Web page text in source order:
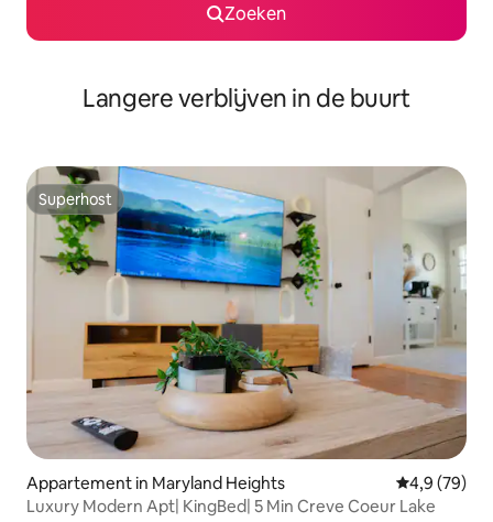
Zoeken
Langere verblijven in de buurt
Superhost
Superhost
Appartement in Maryland Heights Gemiddelde
4,9 (79)
Luxury Modern Apt| KingBed| 5 Min Creve Coeur Lake